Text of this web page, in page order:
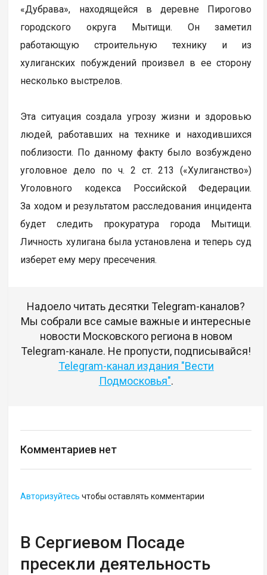
«Дубрава», находящейся в деревне Пирогово
городского округа Мытищи. Он заметил
работающую строительную технику и из
хулиганских побуждений произвел в ее сторону
несколько выстрелов.
Эта ситуация создала угрозу жизни и здоровью
людей, работавших на технике и находившихся
поблизости. По данному факту было возбуждено
уголовное дело по ч. 2 ст. 213 («Хулиганство»)
Уголовного кодекса Российской Федерации.
За ходом и результатом расследования инцидента
будет следить прокуратура города Мытищи.
Личность хулигана была установлена и теперь суд
изберет ему меру пресечения.
Надоело читать десятки Telegram-каналов?
Мы собрали все самые важные и интересные
новости Московского региона в новом
Telegram-канале. Не пропусти, подписывайся!
Telegram-канал издания "Вести
Подмосковья".
Комментариев нет
Авторизуйтесь чтобы оставлять комментарии
В Сергиевом Посаде
пресекли деятельность